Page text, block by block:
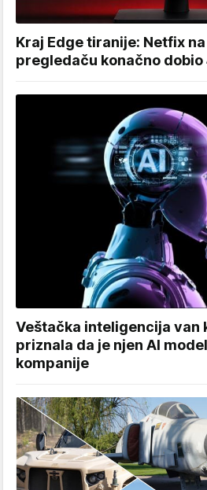
Kraj Edge tiranije: Netfix
pregledaču konačno
Veštačka inteligencija van
priznala da je njen AI
kompanije